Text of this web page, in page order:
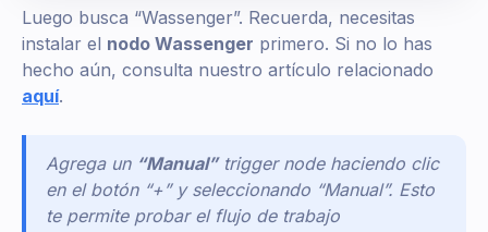
Luego busca “Wassenger”. Recuerda, necesitas
instalar el nodo Wassenger primero. Si no lo has
hecho aún, consulta nuestro artículo relacionado
aquí.
Agrega un “Manual” trigger node haciendo clic
en el botón “+” y seleccionando “Manual”. Esto
te permite probar el flujo de trabajo